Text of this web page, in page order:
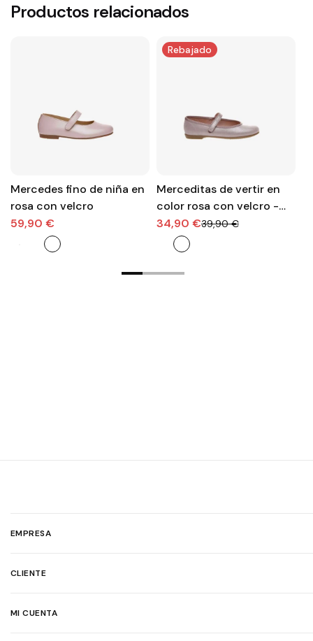
Productos relacionados
Mercedes fino de niña en
rosa con velcro
59,90 €
Rebajado
Merceditas de vertir en
color rosa con velcro -
Elegantes y muy flexibles.
34,90 €39,90 €
EMPRESA
CLIENTE
MI CUENTA